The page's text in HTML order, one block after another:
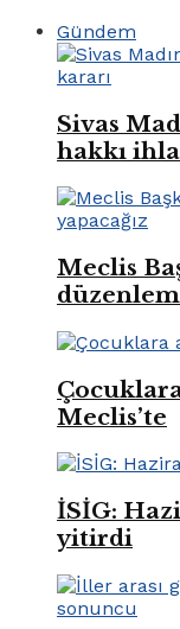
Gündem
Sivas
hakkı
Meclis
Meclis’te
İSİG:
yitirdi